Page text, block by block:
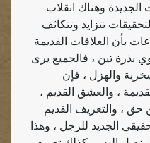
وهناك انقلاب
تتزايد وتتكاثف
بأن العلاقات القديمة
بذرة تين ، فالجميع يرى
والهزل ، فإن
، والعشق القديم ،
، والتعريف القديم
الجديد للرجل ، وهذا